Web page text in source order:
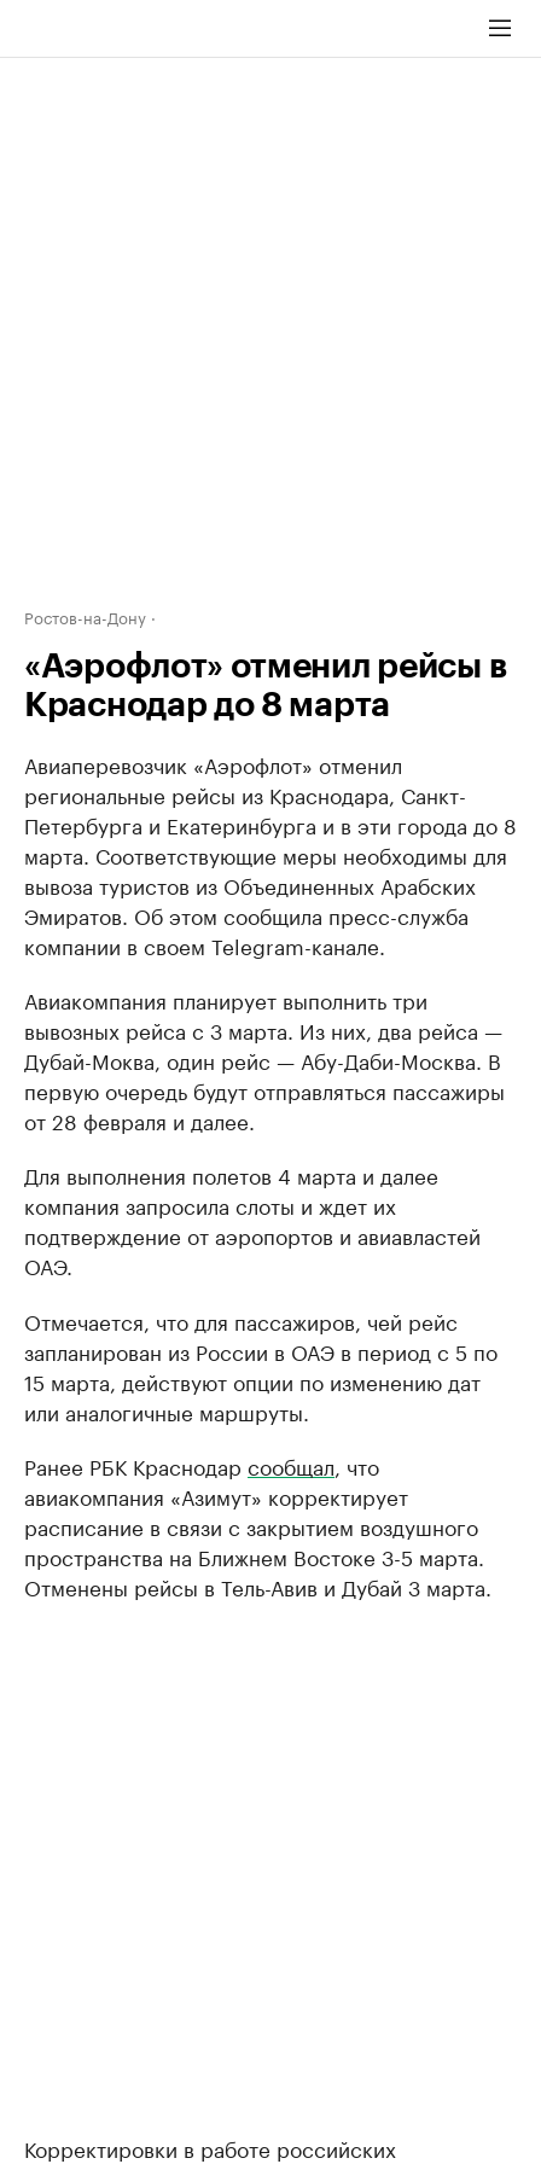
Ростов-на-Дону
«Аэрофлот» отменил рейсы в
Краснодар до 8 марта
Авиаперевозчик «Аэрофлот» отменил
региональные рейсы из Краснодара, Санкт-
Петербурга и Екатеринбурга и в эти города до 8
марта. Соответствующие меры необходимы для
вывоза туристов из Объединенных Арабских
Эмиратов. Об этом сообщила пресс-служба
компании в своем Telegram-канале.
Авиакомпания планирует выполнить три
вывозных рейса с 3 марта. Из них, два рейса —
Дубай-Моква, один рейс — Абу-Даби-Москва. В
первую очередь будут отправляться пассажиры
от 28 февраля и далее.
Для выполнения полетов 4 марта и далее
компания запросила слоты и ждет их
подтверждение от аэропортов и авиавластей
ОАЭ.
Отмечается, что для пассажиров, чей рейс
запланирован из России в ОАЭ в период с 5 по
15 марта, действуют опции по изменению дат
или аналогичные маршруты.
Ранее РБК Краснодар сообщал , что
авиакомпания «Азимут» корректирует
расписание в связи с закрытием воздушного
пространства на Ближнем Востоке 3-5 марта.
Отменены рейсы в Тель-Авив и Дубай 3 марта.
Корректировки в работе российских